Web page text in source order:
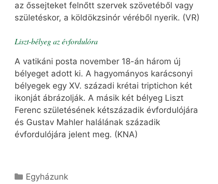
az őssejteket felnőtt szervek szövetéből vagy
születéskor, a köldökzsinór véréből nyerik. (VR)
Liszt-bélyeg az évfordulóra
A vatikáni posta november 18-án három új
bélyeget adott ki. A hagyományos karácsonyi
bélyegek egy XV. századi krétai triptichon két
ikonját ábrázolják. A másik két bélyeg Liszt
Ferenc születésének kétszázadik évfordulójára
és Gustav Mahler halálának századik
évfordulójára jelent meg. (KNA)
Kategória
Egyházunk